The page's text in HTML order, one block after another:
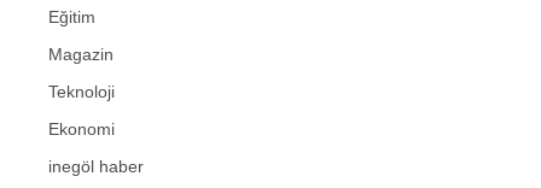
Eğitim
Magazin
Teknoloji
Ekonomi
inegöl haber